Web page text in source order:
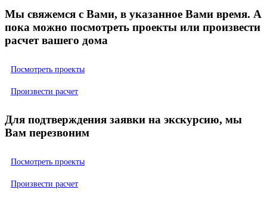
Мы свяжемся с Вами, в указанное Вами время. А
пока можно посмотреть проекты или произвести
расчет вашего дома
Посмотреть проекты
Произвести расчет
Для подтверждения заявки на экскурсию, мы
Вам перезвоним
Посмотреть проекты
Произвести расчет